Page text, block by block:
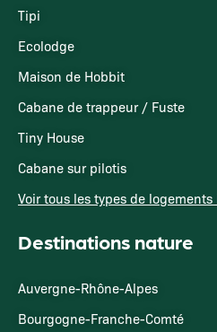
Tipi
Ecolodge
Maison de Hobbit
Cabane de trappeur / Fuste
Tiny House
Cabane sur pilotis
Voir tous les types de
Destinations nature
Auvergne-Rhône-Alpes
Bourgogne-Franche-Comté